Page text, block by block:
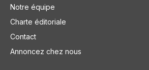
Notre équipe
Charte éditoriale
Contact
Annoncez chez nous